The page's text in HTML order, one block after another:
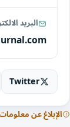
البريد
Twitter
الإبلاغ عن